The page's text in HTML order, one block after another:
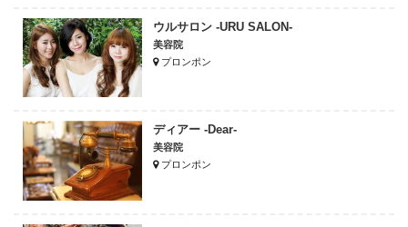
ウルサロン -URU SALON-
美容院
プロンポン
ディアー -Dear-
美容院
プロンポン